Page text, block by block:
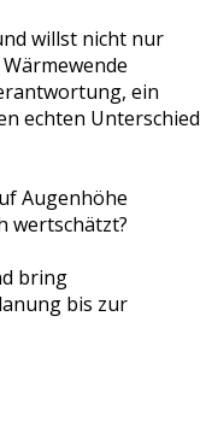
willst nicht nur
ein
echten Unterschied
Augenhöhe
wertschätzt?
bring
bis zur